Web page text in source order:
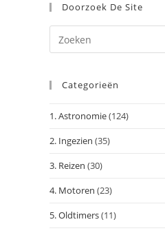
Doorzoek De Site
Categorieën
1. Astronomie(124)
2. Ingezien (35)
3. Reizen (30)
4. Motoren (23)
5. Oldtimers(11)